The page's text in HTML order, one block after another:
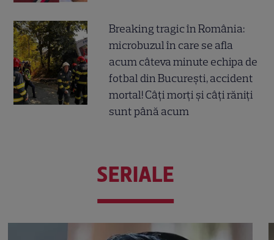
Breaking tragic în România:
microbuzul în care se afla
acum câteva minute echipa de
fotbal din București, accident
mortal! Câți morți și câți răniți
sunt până acum
SERIALE